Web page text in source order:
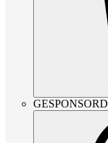
GESPONSORD